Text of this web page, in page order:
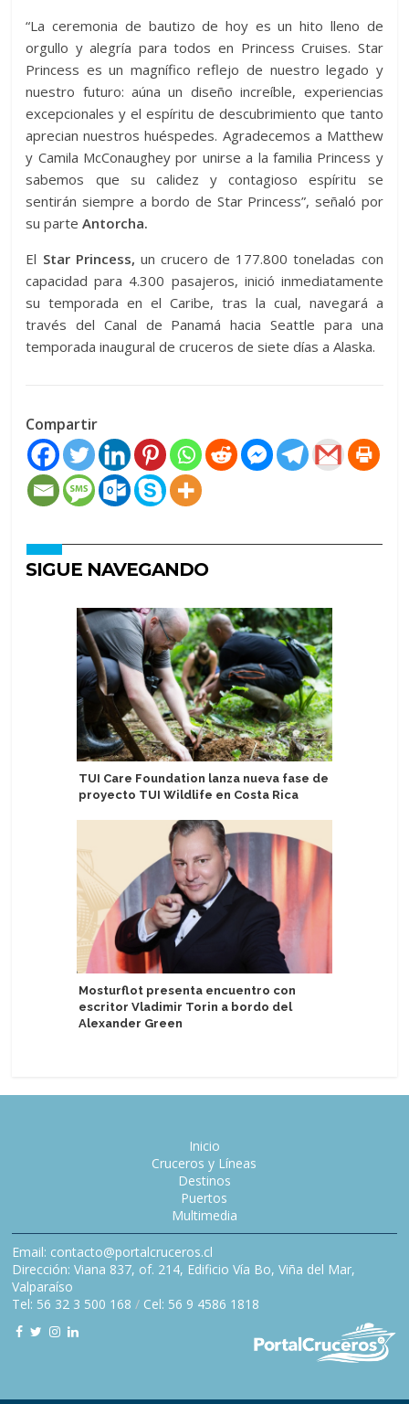
“La ceremonia de bautizo de hoy es un hito lleno de
orgullo y alegría para todos en Princess Cruises. Star
Princess es un magnífico reflejo de nuestro legado y
nuestro futuro: aúna un diseño increíble, experiencias
excepcionales y el espíritu de descubrimiento que tanto
aprecian nuestros huéspedes. Agradecemos a Matthew
y Camila McConaughey por unirse a la familia Princess y
sabemos que su calidez y contagioso espíritu se
sentirán siempre a bordo de Star Princess”, señaló por
su parteAntorcha.
El Star Princess, un crucero de 177.800 toneladas con
capacidad para 4.300 pasajeros, inició inmediatamente
su temporada en el Caribe, tras la cual, navegará a
través del Canal de Panamá hacia Seattle para una
temporada inaugural de cruceros de siete días a Alaska.
Compartir
SIGUE NAVEGANDO
TUI Care Foundation lanza nueva fase de
proyecto TUI Wildlife en Costa Rica
Mosturflot presenta encuentro con
escritor Vladimir Torin a bordo del
Alexander Green
Inicio
Cruceros y Líneas
Destinos
Puertos
Multimedia
Email: contacto@portalcruceros.cl
Dirección: Viana 837, of. 214, Edificio Vía Bo, Viña del Mar,
Valparaíso
Tel: 56 32 3 500 168 / Cel: 56 9 4586 1818